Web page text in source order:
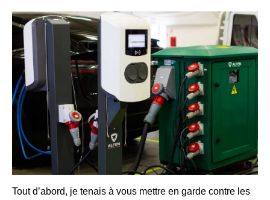
Tout d’abord, je tenais à vous mettre en garde contre les